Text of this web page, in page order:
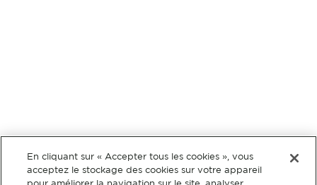
En cliquant sur « Accepter tous les cookies », vous
acceptez le stockage des cookies sur votre appareil